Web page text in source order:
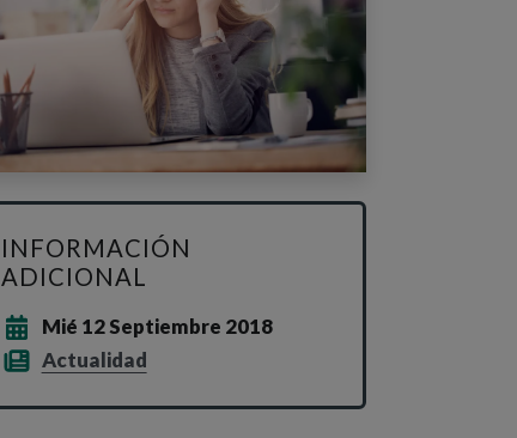
INFORMACIÓN
ADICIONAL
Mié 12 Septiembre 2018
Actualidad